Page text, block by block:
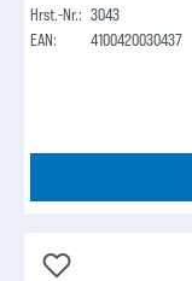
Hrst.-Nr.: 3043
EAN:
4100420030437